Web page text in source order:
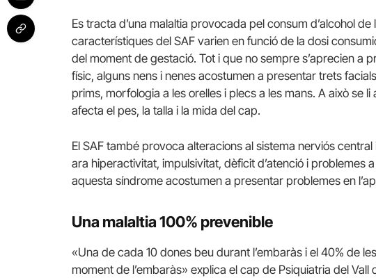
Es tracta d’una malaltia provocada pel consum d’alcohol
característiques del SAF varien en funció de la dosi
del moment de gestació. Tot i que no sempre s’aprecien a
físic, alguns nens i nenes acostumen a presentar trets
prims, morfologia a les orelles i plecs a les mans. A això se
afecta el pes, la talla i la mida del cap.
El SAF també provoca alteracions al sistema nerviós
ara hiperactivitat, impulsivitat, dèficit d’atenció i problemes
aquesta síndrome acostumen a presentar problemes en
Una malaltia 100% prevenible
«Una de cada 10 dones beu durant l’embaràs i el 40% de
moment de l’embaràs» explica el cap de Psiquiatria del